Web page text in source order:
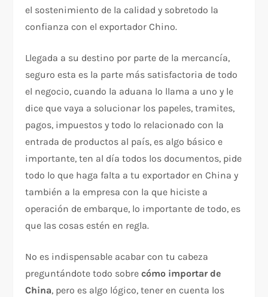
el sostenimiento de la calidad y sobretodo la
confianza con el exportador Chino.
Llegada a su destino por parte de la mercancía,
seguro esta es la parte más satisfactoria de todo
el negocio, cuando la aduana lo llama a uno y le
dice que vaya a solucionar los papeles, tramites,
pagos, impuestos y todo lo relacionado con la
entrada de productos al país, es algo básico e
importante, ten al día todos los documentos, pide
todo lo que haga falta a tu exportador en China y
también a la empresa con la que hiciste a
operación de embarque, lo importante de todo, es
que las cosas estén en regla.
No es indispensable acabar con tu cabeza
preguntándote todo sobre cómo importar de
China, pero es algo lógico, tener en cuenta los